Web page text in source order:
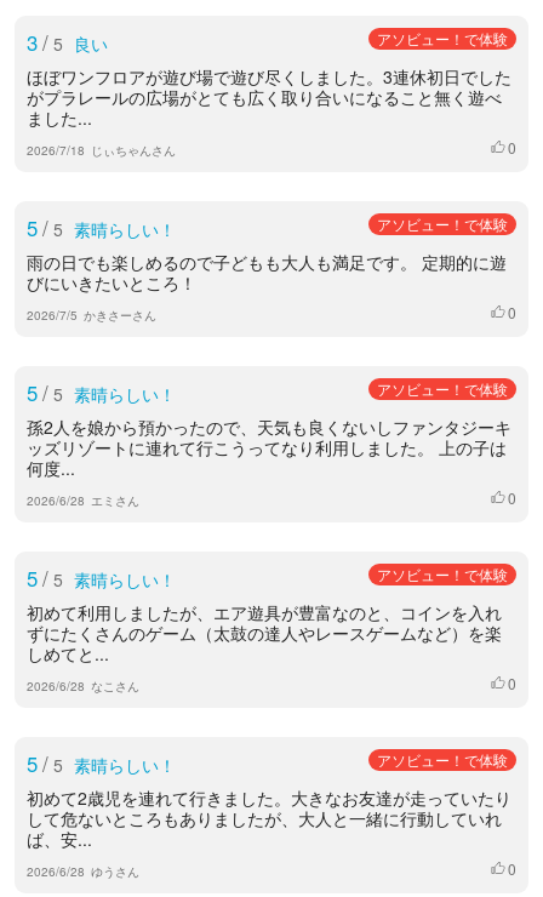
3/ 5 良い アソビュー！で体験
ほぼワンフロアが遊び場で遊び尽くしました。3連休初日でした
がプラレールの広場がとても広く取り合いになること無く遊べ
ました...
2026/7/18 じぃちゃんさん いいね
0
5/ 5 素晴らしい！ アソビュー！で体験
雨の日でも楽しめるので子どもも大人も満足です。 定期的に遊
びにいきたいところ！
2026/7/5 かきさーさん いいね
0
5/ 5 素晴らしい！ アソビュー！で体験
孫2人を娘から預かったので、天気も良くないしファンタジーキ
ッズリゾートに連れて行こうってなり利用しました。 上の子は
何度...
2026/6/28 エミさん いいね
0
5/ 5 素晴らしい！ アソビュー！で体験
初めて利用しましたが、エア遊具が豊富なのと、コインを入れ
ずにたくさんのゲーム（太鼓の達人やレースゲームなど）を楽
しめてと...
2026/6/28 なこさん いいね
0
5/ 5 素晴らしい！ アソビュー！で体験
初めて2歳児を連れて行きました。大きなお友達が走っていたり
して危ないところもありましたが、大人と一緒に行動していれ
ば、安...
2026/6/28 ゆうさん いいね
0